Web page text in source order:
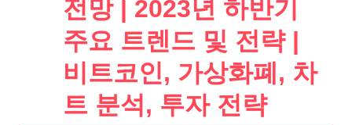
전망 | 2023년 하반기
주요 트렌드 및 전략 |
비트코인, 가상화폐, 차
트 분석, 투자 전략